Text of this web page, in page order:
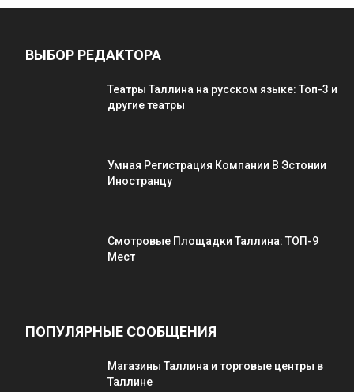
ВЫБОР РЕДАКТОРА
Театры Таллина на русском языке: Топ-3 и
другие театры
Умная Регистрация Компании В Эстонии
Иностранцу
Смотровые Площадки Таллина: ТОП-9
Мест
ПОПУЛЯРНЫЕ СООБЩЕНИЯ
Магазины Таллина и торговые центры в
Таллине